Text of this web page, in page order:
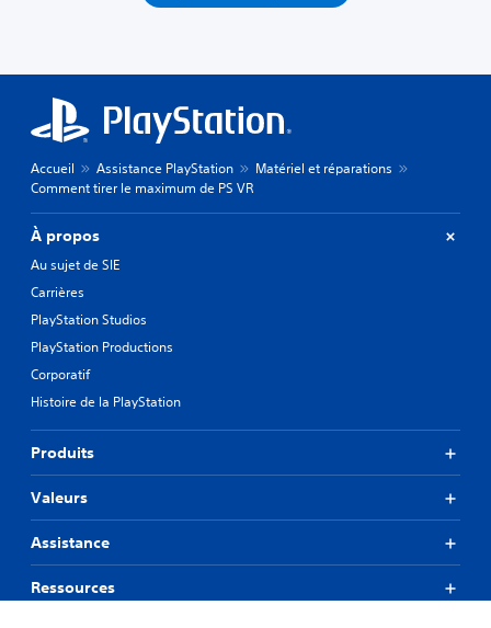
Accueil Assistance PlayStation
Matériel et réparations
Comment tirer le maximum de PS VR
À propos
Au sujet de SIE
Carrières
PlayStation Studios
PlayStation Productions
Corporatif
Histoire de la PlayStation
Produits
Valeurs
Assistance
Ressources